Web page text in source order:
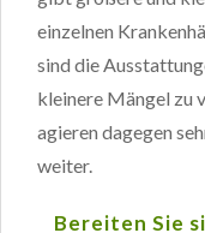
einzelnen
sind die
kleinere Mängel zu
agieren dagegen
weiter.
Bereiten Sie